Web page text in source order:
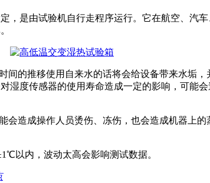
，是由试验机自行走程序运行。它在航空、汽
的推移使用自来水的话将会给设备带来水垢
湿度传感器的使用寿命造成一定的影响，可能
造成操作人员烫伤、冻伤，也会造成机器上
以内，波动太高会影响测试数据。